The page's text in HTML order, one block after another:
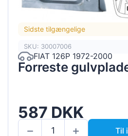
Sidste tilgængelige
SKU: 30007006
FIAT 126P 1972-2000
Forreste
587 DKK
Til